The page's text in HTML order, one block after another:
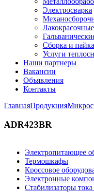
Электросварка
Сборка и
Услуги
Наши партнеры
Вакансии
Объявления
Контакты
ГлавнаяПродукция
ADR423BR
Электропитающее
Термошкафы
Кроссовое
Электронные
Стабилизаторы тока